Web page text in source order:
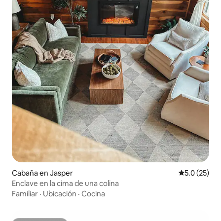
Cabaña en Jasper Calificación
5.0 (25)
Enclave en la cima de una colina
Familiar · Ubicación · Cocina